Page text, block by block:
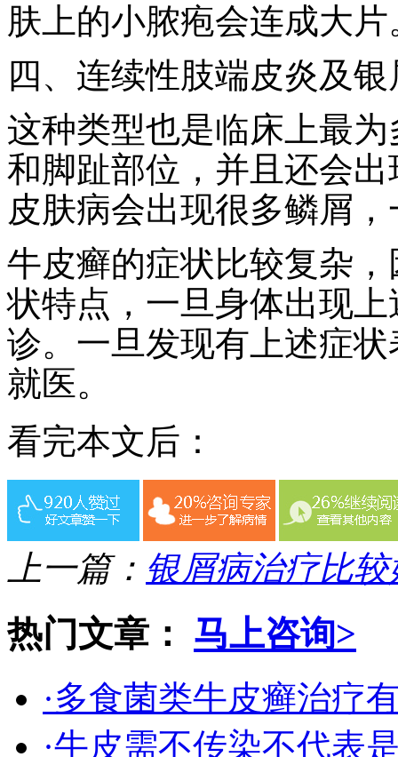
肤上的小脓疱会连成大片
四、连续性肢端皮炎及银
这种类型也是临床上最
和脚趾部位，并且还会
皮肤病会出现很多鳞屑
牛皮癣的症状比较复杂
状特点，一旦身体出现
诊。一旦发现有上述症
就医。
看完本文后：
上一篇： 银屑病治疗比
热门文章： 马上咨询>
·多食菌类牛皮癣治疗
·牛皮需不传染不代表